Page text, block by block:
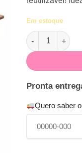
Em estoque
Bandeja
Pronta
Quero saber